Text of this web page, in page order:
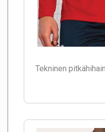
Tekninen